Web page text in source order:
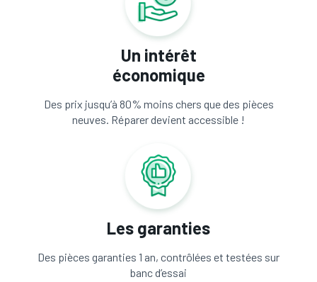
Un intérêt
économique
Des prix jusqu’à 80% moins chers que des pièces
neuves. Réparer devient accessible !
Les garanties
Des pièces garanties 1 an, contrôlées et testées sur
banc d’essai